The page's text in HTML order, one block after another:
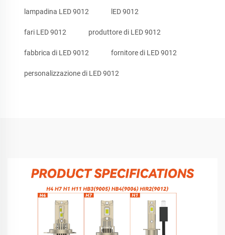
lampadina LED 9012 lED 9012
fari LED 9012 produttore di LED 9012
fabbrica di LED 9012 fornitore di LED 9012
personalizzazione di LED 9012